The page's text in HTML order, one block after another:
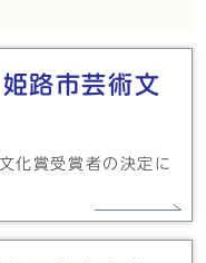
路市芸術文
化賞受賞者の決定に